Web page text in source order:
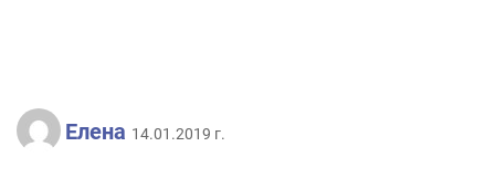
Елена 14.01.2019 г.